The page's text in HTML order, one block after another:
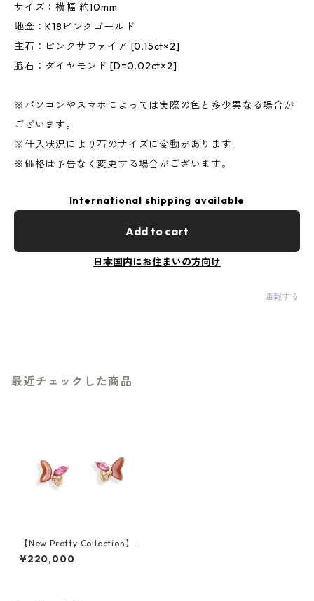
サイズ：横幅 約10mm
地金：K18ピンクゴールド
主石：ピンクサファイア [0.15ct×2]
脇石：ダイヤモンド [D=0.02ct×2]
※パソコンやスマホによっては実際の色と多少異なる場合が
ございます。
※仕入状況により石のサイズに変動があります。
※価格は予告なく変更する場合がございます。
International shipping available
Add to cart
日本国内にお住まいの方向け
通報する
最近チェックした商品
【New Pretty Collection】K1
8PG Shell Pink Sapphire Pier
ced Earrings
¥220,000